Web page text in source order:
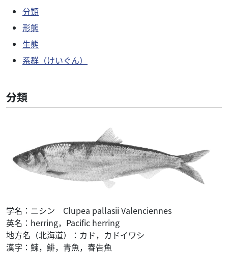
分類
形態
生態
系群（けいぐん）
分類
学名：ニシン Clupea pallasii Valenciennes
英名：herring，Pacific herring
地方名（北海道）：カド，カドイワシ
漢字：鰊，鯡，青魚，春告魚